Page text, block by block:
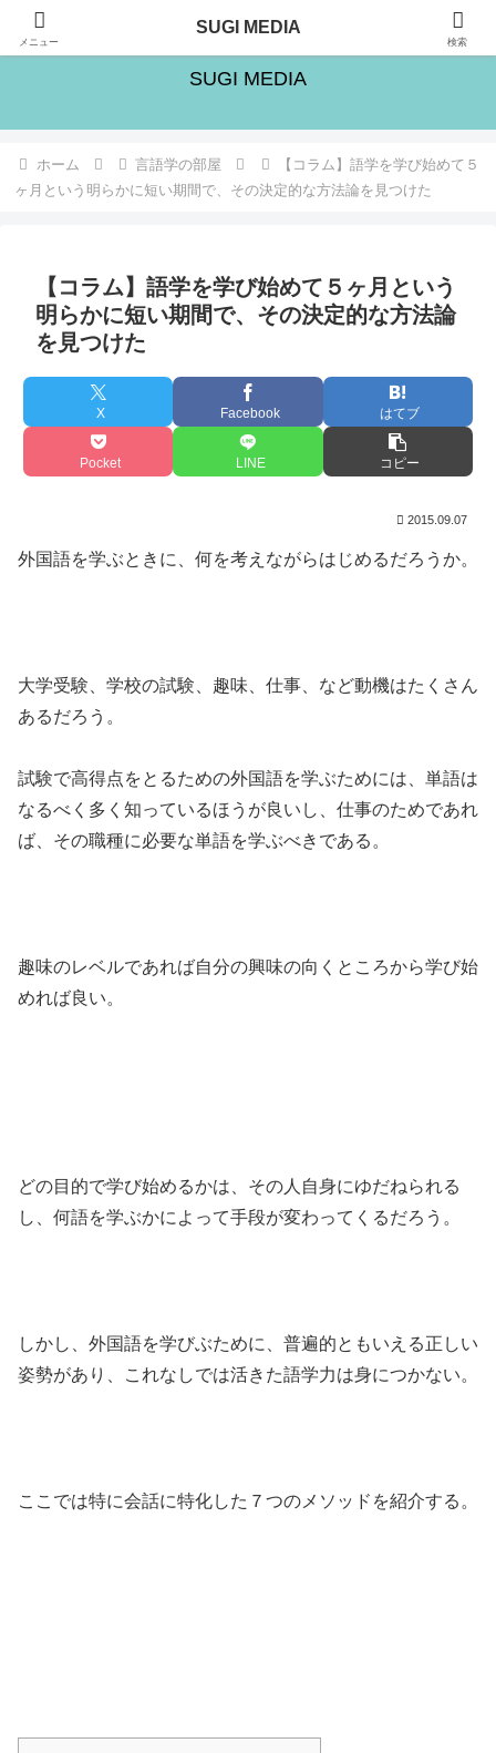
旅・シゴト・人生の楽しみ方を追求するブログ
SUGI MEDIA
ホーム 言語学の部屋
【コラム】語学を学び始めて５
ヶ月という明らかに短い期間で、その決定的な方法論を見つけた
【コラム】語学を学び始めて５ヶ月という
明らかに短い期間で、その決定的な方法論
を見つけた
X Facebook はてブ
Pocket LINE コピー
2015.09.07
外国語を学ぶときに、何を考えながらはじめるだろうか。
大学受験、学校の試験、趣味、仕事、など動機はたくさん
あるだろう。
試験で高得点をとるための外国語を学ぶためには、単語は
なるべく多く知っているほうが良いし、仕事のためであれ
ば、その職種に必要な単語を学ぶべきである。
趣味のレベルであれば自分の興味の向くところから学び始
めれば良い。
どの目的で学び始めるかは、その人自身にゆだねられる
し、何語を学ぶかによって手段が変わってくるだろう。
しかし、外国語を学びぶために、普遍的ともいえる正しい
姿勢があり、これなしでは活きた語学力は身につかない。
ここでは特に会話に特化した７つのメソッドを紹介する。
メニュー
SUGI MEDIA
検索